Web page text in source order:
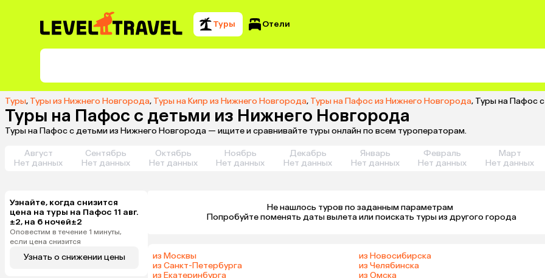
Туры Отели
Туры, Туры из Нижнего Новгорода, Туры на Кипр из Нижнего Новгорода, Туры на Пафос из Нижнего Новгорода, Туры на Пафос
Туры на Пафос с детьми из Нижнего Новгорода
Туры на Пафос с детьми из Нижнего Новгорода — ищите и сравнивайте туры онлайн по всем туроператорам.
Август
Нет данных
Сентябрь
Нет данных
Октябрь
Нет данных
Ноябрь
Нет данных
Декабрь
Нет данных
Январь
Нет данных
Февраль
Нет данных
Март
Нет данных
Узнайте, когда снизится
цена на туры на Пафос 11 авг.
±2, на 6 ночей±2
Оповестим в течение 1 минуты,
если цена снизится
Узнать о снижении цены
Не нашлось туров по заданным параметрам
Попробуйте поменять даты вылета или поискать туры из другого города
из Москвы
из Санкт-Петербурга
из Екатеринбурга
из Новосибирска
из Челябинска
из Омска